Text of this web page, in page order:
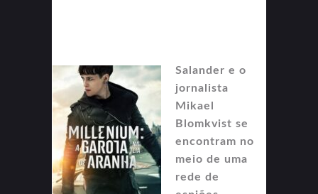
Salander e o
jornalista
Mikael
Blomkvist se
encontram no
meio de uma
rede de